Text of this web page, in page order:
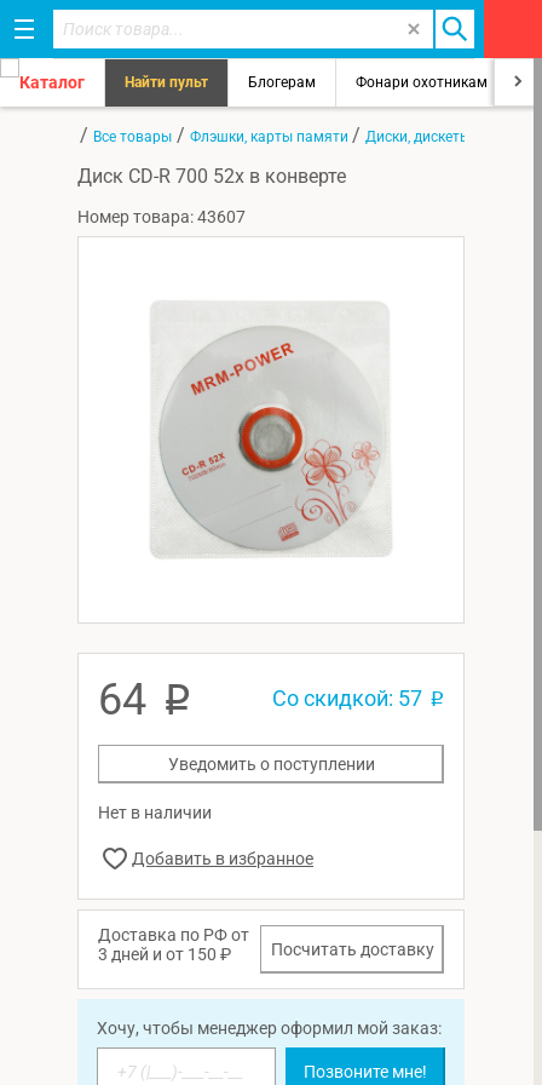
Каталог Найти пульт Блогерам Фонари охотникам
/ Все товары / Флэшки, карты памяти / Диски, дискеты, кассеты
Диск CD-R 700 52x в конверте
Номер товара: 43607
64 p Со скидкой: 57 p
Уведомить о поступлении
Нет в наличии
Доставка по РФ от
3 дней и от 150 ₽
Посчитать доставку
Хочу, чтобы менеджер оформил мой заказ:
Позвоните мне!